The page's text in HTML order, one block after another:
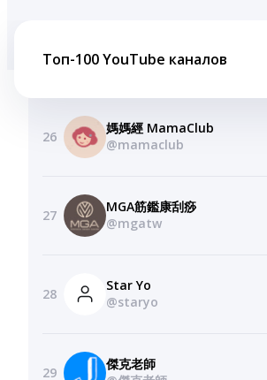
Топ-100 YouTube каналов
26
媽媽經 MamaClub
@mamaclub
27
MGA筋鑑康刮痧
@mgatw
28
Star Yo
@staryo
29
傑克老師